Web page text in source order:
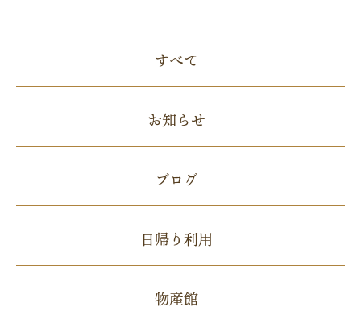
すべて
お知らせ
ブログ
日帰り利用
物産館